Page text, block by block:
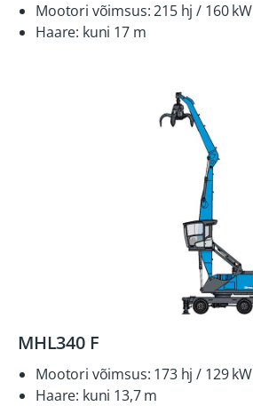
Mootori võimsus: 215 hj / 160 kW
Haare: kuni 17 m
MHL340 F
Mootori võimsus: 173 hj / 129 kW
Haare: kuni 13,7 m